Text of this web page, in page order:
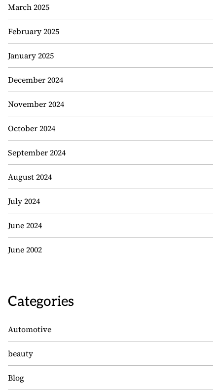
March 2025
February 2025
January 2025
December 2024
November 2024
October 2024
September 2024
August 2024
July 2024
June 2024
June 2002
Categories
Automotive
beauty
Blog